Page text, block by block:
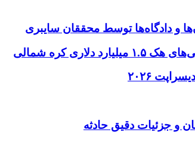
و دادگاه‌ها توسط محققان سایبری
کره شمالی